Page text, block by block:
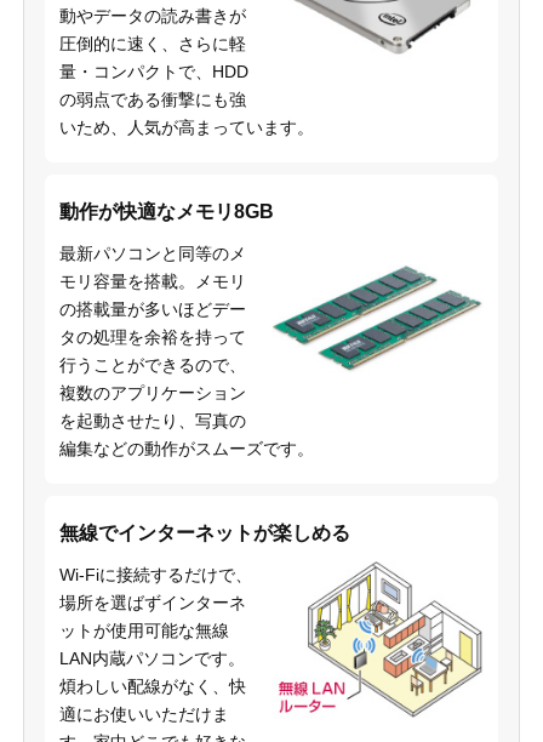
動やデータの読み書きが
圧倒的に速く、さらに軽
量・コンパクトで、HDD
の弱点である衝撃にも強
いため、人気が高まっています。
動作が快適なメモリ8GB
最新パソコンと同等のメ
モリ容量を搭載。メモリ
の搭載量が多いほどデー
タの処理を余裕を持って
行うことができるので、
複数のアプリケーション
を起動させたり、写真の
編集などの動作がスムーズです。
無線でインターネットが楽しめる
Wi-Fiに接続するだけで、
場所を選ばずインターネ
ットが使用可能な無線
LAN内蔵パソコンです。
煩わしい配線がなく、快
適にお使いいただけま